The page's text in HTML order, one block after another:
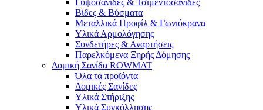
Βίδες & Βύσματα
Μεταλλικά Προφίλ & Γωνιόκρανα
Υλικά Αρμολόγησης
Συνδετήρες & Αναρτήσεις
Παρελκόμενα Ξηρής Δόμησης
Δομική Σανίδα ROWMAT
Όλα τα προϊόντα
Δομικές Σανίδες
Υλικά Στήριξης
Υλικά Συγκόλλησης